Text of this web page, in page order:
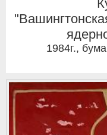
1984г.,